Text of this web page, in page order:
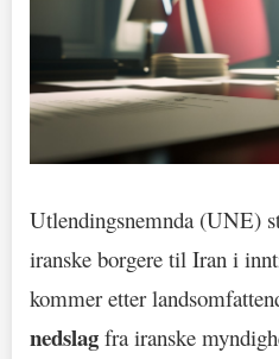
Utlendingsnemnda (UNE)
iranske borgere til Iran i
kommer etter
nedslag fra iranske